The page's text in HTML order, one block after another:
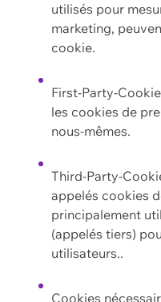
utilisés pour
marketing,
cookie.
First-Party-
les cookies de
nous-mêmes.
Third-Party-
appelés cookies
principalement
(appelés tiers)
utilisateurs..
Cookies